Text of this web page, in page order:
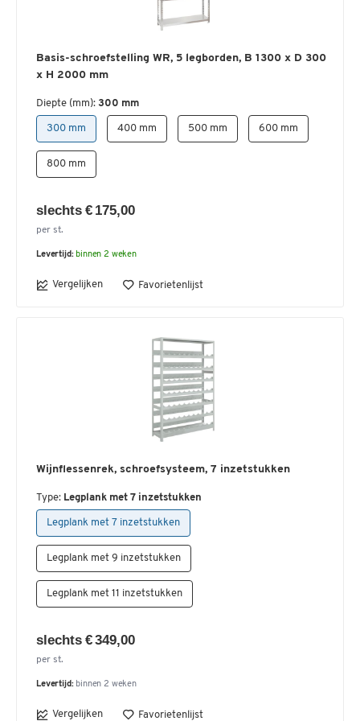
Basis-schroefstelling WR, 5 legborden, B 1300 x D 300
x H 2000 mm
Diepte (mm): 300 mm
300 mm 400 mm 500 mm 600 mm
800 mm
slechts € 175,00
per st.
Levertijd: binnen 2 weken
Vergelijken Favorietenlijst
Wijnflessenrek, schroefsysteem, 7 inzetstukken
Type: Legplank met 7 inzetstukken
Legplank met 7 inzetstukken
Legplank met 9 inzetstukken
Legplank met 11 inzetstukken
slechts € 349,00
per st.
Levertijd: binnen 2 weken
Vergelijken Favorietenlijst